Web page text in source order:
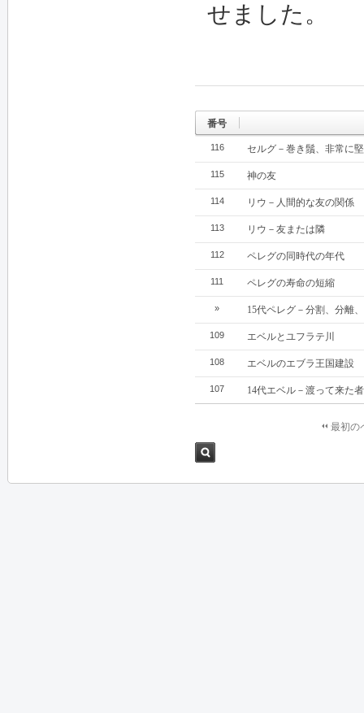
せました。
番号
116 セルグ－巻き鬚、非常に
115 神の友
114 リウ－人間的な友の関係
113 リウ－友または隣
112 ペレグの同時代の年代
111 ペレグの寿命の短縮
» 15代ペレグ－分割、分離
109 エベルとユフラテ川
108 エベルのエブラ王国建設
107 14代エベル－渡って来た者
最初の